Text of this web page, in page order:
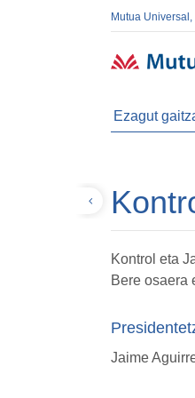
Mutua
Ezagut
Kontrol eta
Bere osaera
Jaime